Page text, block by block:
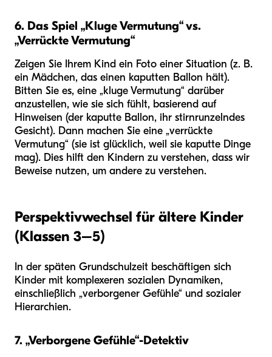
6. Das Spiel „Kluge Vermutung“ vs.
„Verrückte Vermutung“
Zeigen Sie Ihrem Kind ein Foto einer Situation (z. B.
ein Mädchen, das einen kaputten Ballon hält).
Bitten Sie es, eine „kluge Vermutung“ darüber
anzustellen, wie sie sich fühlt, basierend auf
Hinweisen (der kaputte Ballon, ihr stirnrunzelndes
Gesicht). Dann machen Sie eine „verrückte
Vermutung“ (sie ist glücklich, weil sie kaputte Dinge
mag). Dies hilft den Kindern zu verstehen, dass wir
Beweise nutzen, um andere zu verstehen.
Perspektivwechsel für ältere Kinder
(Klassen 3–5)
In der späten Grundschulzeit beschäftigen sich
Kinder mit komplexeren sozialen Dynamiken,
einschließlich „verborgener Gefühle“ und sozialer
Hierarchien.
7. „Verborgene Gefühle“-Detektiv